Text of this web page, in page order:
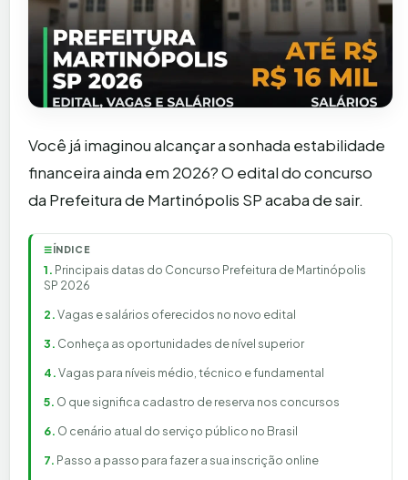
Você já imaginou alcançar a sonhada estabilidade
financeira ainda em 2026? O edital do concurso
da Prefeitura de Martinópolis SP acaba de sair.
☰ÍNDICE
Principais datas do Concurso Prefeitura de Martinópolis
SP 2026
Vagas e salários oferecidos no novo edital
Conheça as oportunidades de nível superior
Vagas para níveis médio, técnico e fundamental
O que significa cadastro de reserva nos concursos
O cenário atual do serviço público no Brasil
Passo a passo para fazer a sua inscrição online